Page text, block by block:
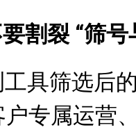
割裂 “筛
具筛选后
专属运营